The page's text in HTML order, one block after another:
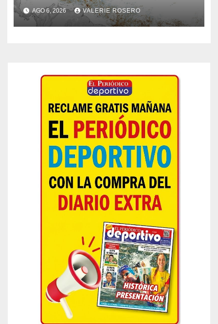
niveles sin precedentes
AGO 6, 2026 VALERIE ROSERO